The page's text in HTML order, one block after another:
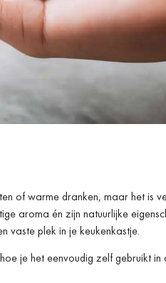
of warme dranken, maar het is
aroma én zijn natuurlijke
vaste plek in je keukenkastje.
je het eenvoudig zelf gebruikt in